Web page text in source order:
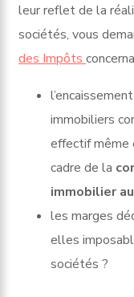
leur reflet de la
sociétés, vous
des Impôts
immobiliers
effectif même
cadre de la
immobilier
les marges
elles
sociétés ?